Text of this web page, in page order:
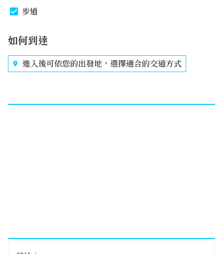
步道
如何到達
進入後可依您的出發地，選擇適合的交通方式